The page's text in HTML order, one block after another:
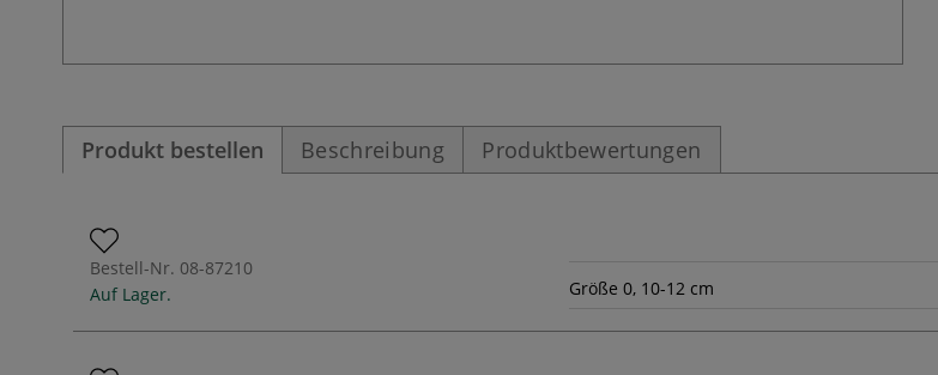
Produkt bestellen Beschreibung Produktbewertungen
Bestell-Nr. 08-87210
Auf Lager.
Größe 0, 10-12 cm